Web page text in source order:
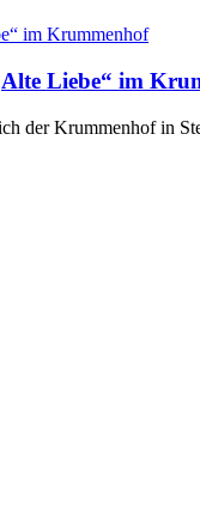
Liebe“ im
der Krummenhof in